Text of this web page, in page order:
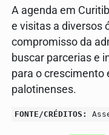
A agenda em
e visitas a diversos
compromisso da
buscar parcerias e
para o crescimento
palotinenses.
FONTE/CRÉDITOS: